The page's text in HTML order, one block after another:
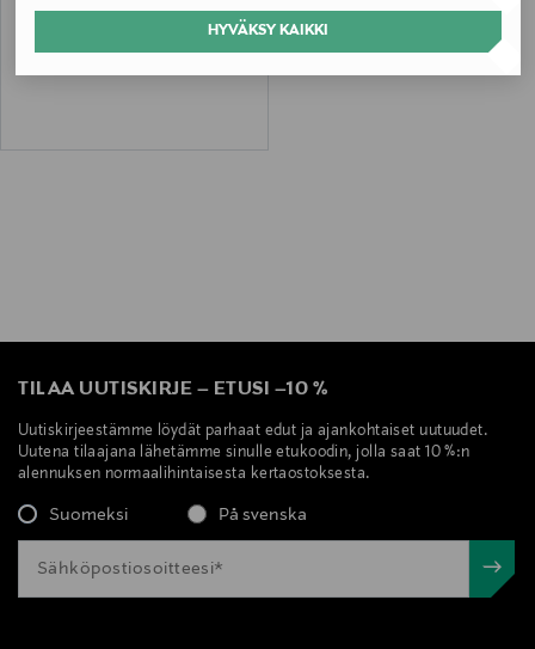
HYVÄKSY KAIKKI
alk.Original Price
129,00 €
TILAA UUTISKIRJE – ETUSI –10 %
Uutiskirjeestämme löydät parhaat edut ja ajankohtaiset uutuudet.
Uutena tilaajana lähetämme sinulle etukoodin, jolla saat 10 %:n
alennuksen normaalihintaisesta kertaostoksesta.
Suomeksi På svenska